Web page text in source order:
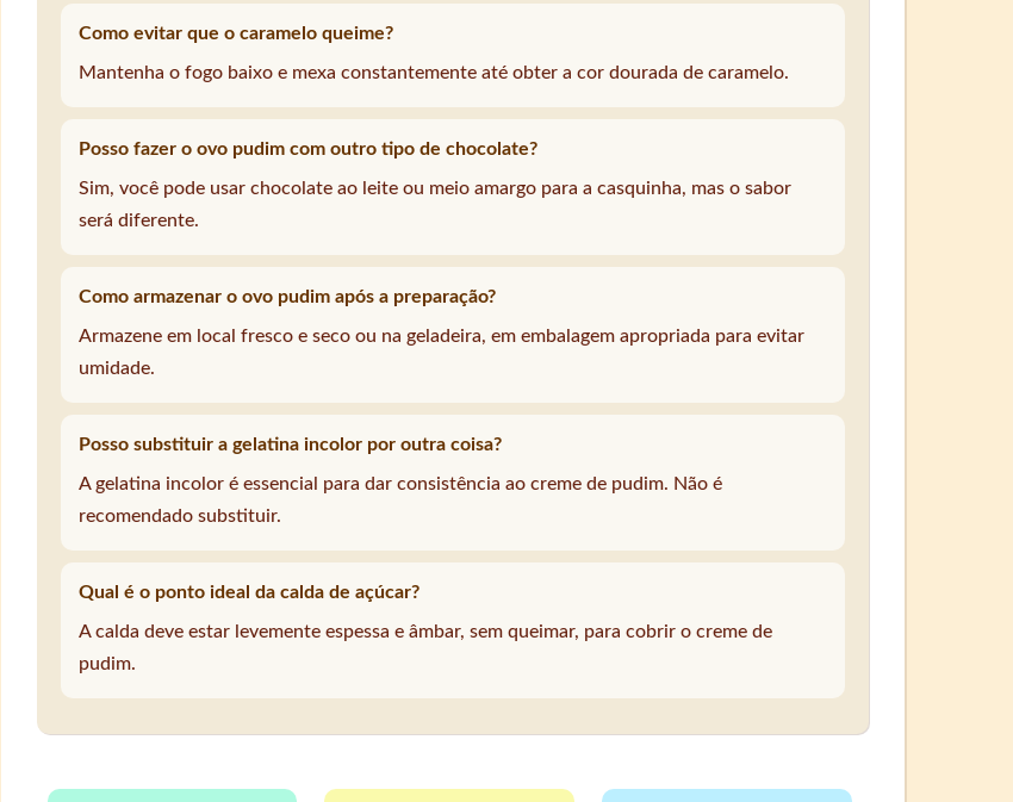
Como evitar que o caramelo queime?
Mantenha o fogo baixo e mexa constantemente até obter a cor dourada de caramelo.
Posso fazer o ovo pudim com outro tipo de chocolate?
Sim, você pode usar chocolate ao leite ou meio amargo para a casquinha, mas o sabor
será diferente.
Como armazenar o ovo pudim após a preparação?
Armazene em local fresco e seco ou na geladeira, em embalagem apropriada para evitar
umidade.
Posso substituir a gelatina incolor por outra coisa?
A gelatina incolor é essencial para dar consistência ao creme de pudim. Não é
recomendado substituir.
Qual é o ponto ideal da calda de açúcar?
A calda deve estar levemente espessa e âmbar, sem queimar, para cobrir o creme de
pudim.